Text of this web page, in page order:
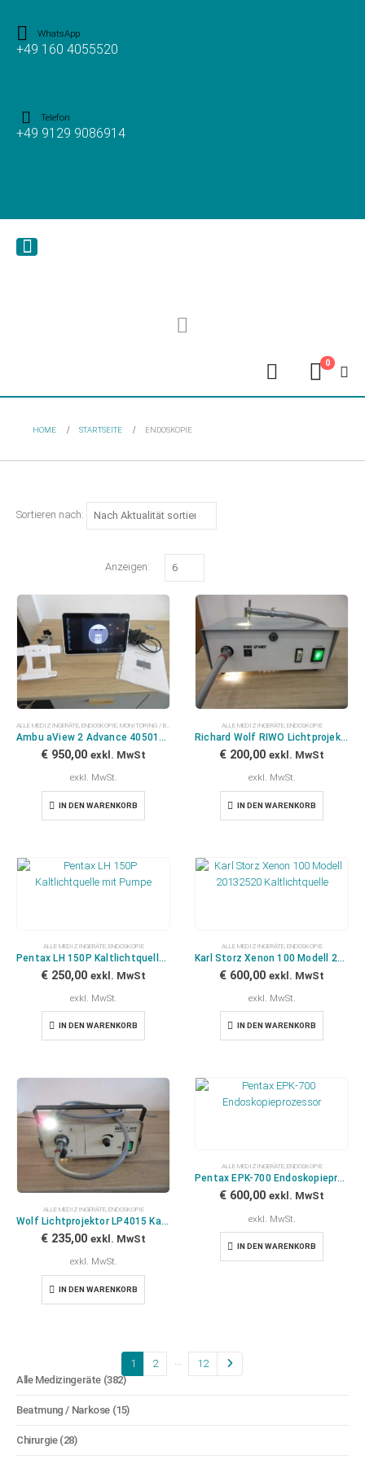
WhatsApp
+49 160 4055520
Telefon
+49 9129 9086914
0
HOME STARTSEITE ENDOSKOPIE
Sortieren nach:
Anzeigen:
ALLE MEDIZINGERÄTE, ENDOSKOPIE, MONITORING / BLUTDRUCK ZUBEHÖR / TEILE / KABEL
Ambu aView 2 Advance 405011000 mit Halterung und Netzteil
€ 950,00 exkl. MwSt
exkl. MwSt.
IN DEN WARENKORB
ALLE MEDIZINGERÄTE, ENDOSKOPIE
Richard Wolf RIWO Lichtprojektor LP4007 Kaltlichtquelle mit Lichtleiterkabel
€ 200,00 exkl. MwSt
exkl. MwSt.
IN DEN WARENKORB
ALLE MEDIZINGERÄTE, ENDOSKOPIE
Pentax LH 150P Kaltlichtquelle mit Pumpe
€ 250,00 exkl. MwSt
exkl. MwSt.
IN DEN WARENKORB
ALLE MEDIZINGERÄTE, ENDOSKOPIE
Karl Storz Xenon 100 Modell 20132520 Kaltlichtquelle
€ 600,00 exkl. MwSt
exkl. MwSt.
IN DEN WARENKORB
ALLE MEDIZINGERÄTE, ENDOSKOPIE
Wolf Lichtprojektor LP4015 Kaltlichtquelle mit Lichtleiterkabel 8061.35
€ 235,00 exkl. MwSt
exkl. MwSt.
IN DEN WARENKORB
ALLE MEDIZINGERÄTE, ENDOSKOPIE
Pentax EPK-700 Endoskopieprozessor
€ 600,00 exkl. MwSt
exkl. MwSt.
IN DEN WARENKORB
1 2 …
12
Alle Medizingeräte (382)
Beatmung / Narkose (15)
Chirurgie (28)